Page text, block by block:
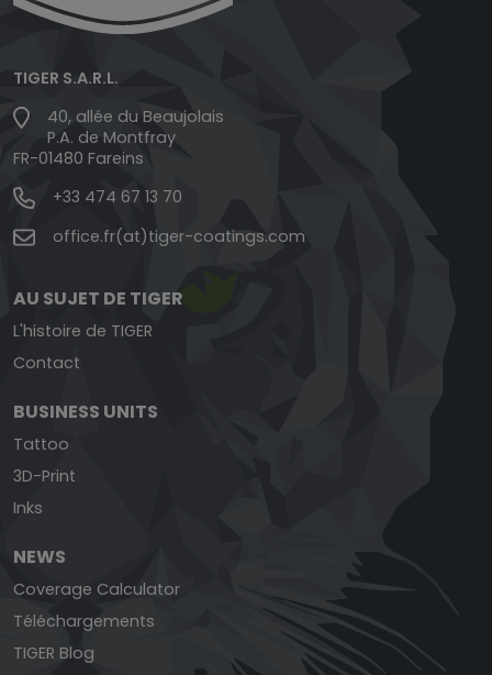
TIGER S.A.R.L.
40, allée du Beaujolais
P.A. de Montfray
FR-01480 Fareins
+33 474 67 13 70
office.fr(at)tiger-coatings.com
AU SUJET DE TIGER
L'histoire de TIGER
Contact
BUSINESS UNITS
Tattoo
3D-Print
Inks
NEWS
Coverage Calculator
Téléchargements
TIGER Blog